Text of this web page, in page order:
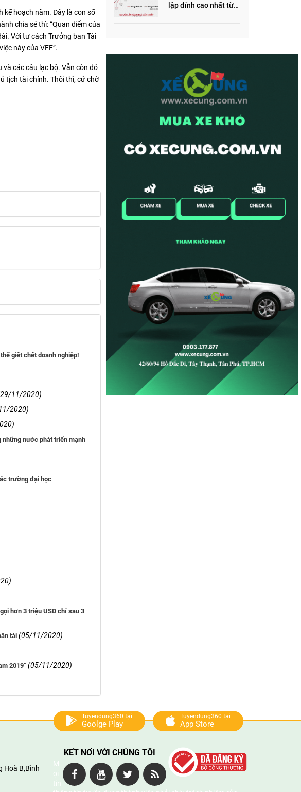
kế hoạch năm. Đây là con số
chia sẻ thì: “Quan điểm của
Với tư cách Trưởng ban Tài
này của VFF”.
các câu lạc bộ. Vẫn còn đó
tịch tài chính. Thôi thì, cứ chờ
giết chết doanh nghiệp!
11/2020)
2020)
những nước phát triển mạnh
trường đại học
hơn 3 triệu USD chỉ sau 3
tài (05/11/2020)
2019” (05/11/2020)
lập đỉnh cao nhất từ
Tuyendung360 tại
Goolge Play
Tuyendung360 tại
App Store
Hoà B,Bình
KẾT NỐI VỚI CHÚNG TÔI
M
ọi
tin